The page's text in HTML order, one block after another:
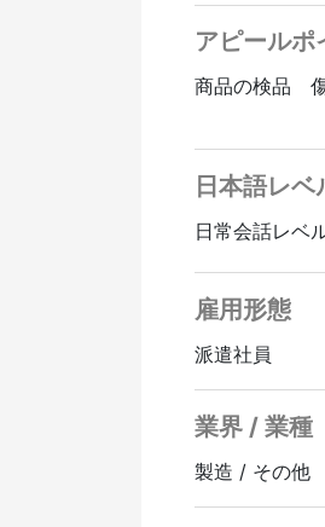
アピールポ
商品の検品
日本語レベ
日常会話レベ
雇用形態
派遣社員
業界 / 業種
製造 / その他